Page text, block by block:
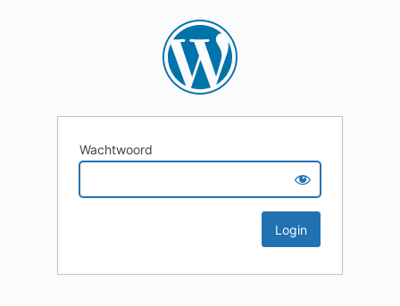
Wachtwoord